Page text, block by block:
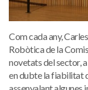
Com cada any,
Robòtica de la
novetats del sector,
en dubte la fiabilitat